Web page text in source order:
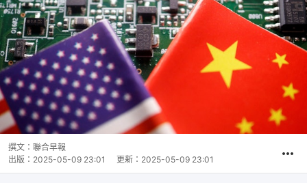
撰文： 聯合早報
出版： 2025-05-09 23:01 更新： 2025-05-09 23:01